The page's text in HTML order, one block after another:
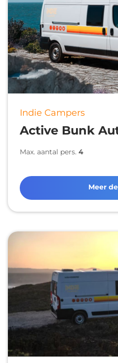
Indie Campers
Active Bunk
Max. aantal pers. 4
Meer